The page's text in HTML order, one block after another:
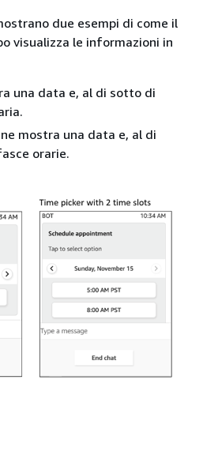
due esempi di come il
visualizza le informazioni in
una data e, al di sotto di
mostra una data e, al di
orarie.